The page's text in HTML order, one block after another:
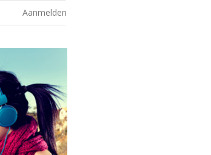
Aanmelden